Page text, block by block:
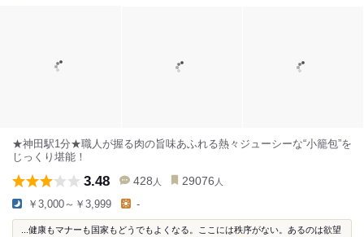
★神田駅1分★職人が握る肉の旨味あふれる熱々ジューシーな“小籠包”を
じっくり堪能！
3.48 428 人 29076 人
￥3,000～￥3,999 -
...健康もマナーも国家もどうでもよくなる。ここには秩序がない。あるのは欲望